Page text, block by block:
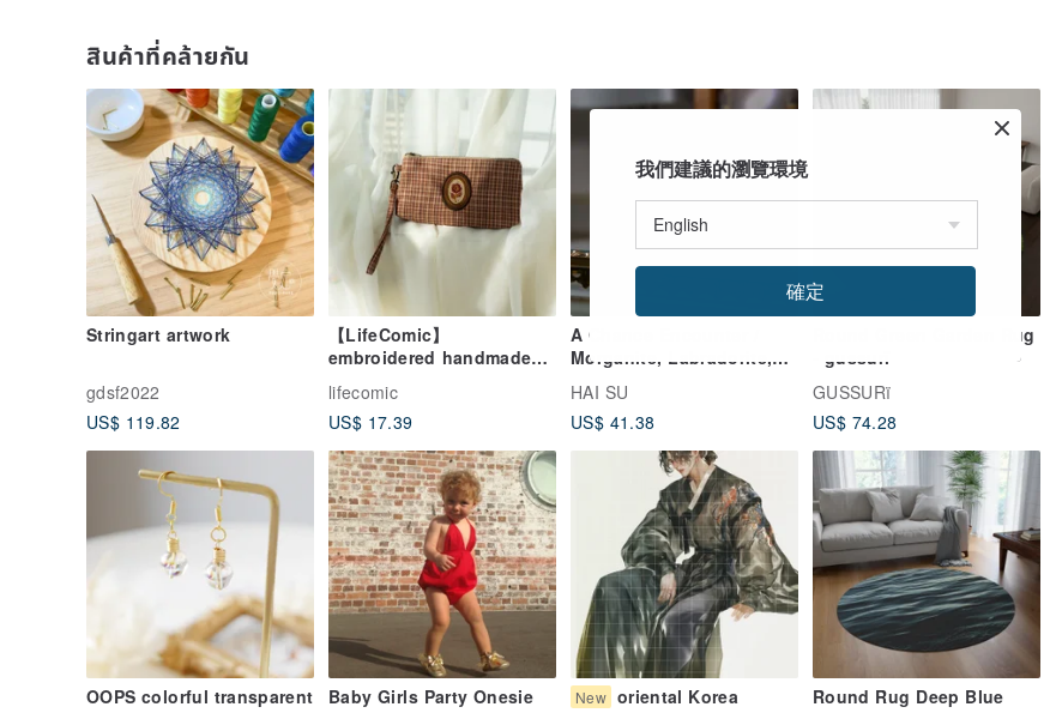
สินค้าที่คล้ายกัน
Stringart artwork
gdsf2022
US$ 119.82
【LifeComic】
embroidered handmade
storage bag cloth wallet
girl book clothes set
lifecomic
US$ 17.39
A Chance Encounter /
Morganite, Labradorite,
Clear Quartz, Natural
Stone Bracelet
HAI SU
US$ 41.38
Round Green Garden Rug
- gussurï
GUSSURï
US$ 74.28
OOPS colorful transparent
Baby Girls Party Onesie
New oriental Korea
Round Rug Deep Blue
我們建議的瀏覽環境
確定